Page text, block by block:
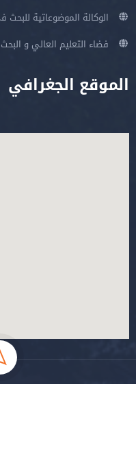
الوكالة الموضوعاتية للبحث
فضاء التعليم العالي و
الموقع الجغرافي
جميع الحقوق